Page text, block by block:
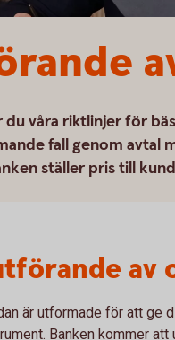
du våra riktlinjer för
fall genom avtal
ställer pris till
av
är utformade för att ge
Banken kommer